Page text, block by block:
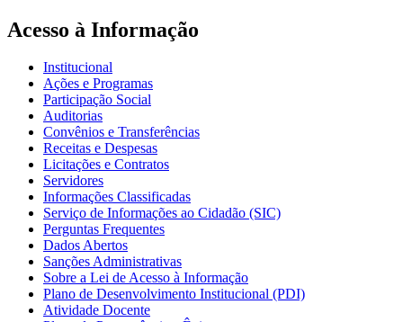
Acesso à Informação
Institucional
Ações e Programas
Participação Social
Auditorias
Convênios e Transferências
Receitas e Despesas
Licitações e Contratos
Servidores
Informações Classificadas
Serviço de Informações ao Cidadão (SIC)
Perguntas Frequentes
Dados Abertos
Sanções Administrativas
Sobre a Lei de Acesso à Informação
Plano de Desenvolvimento Institucional (PDI)
Atividade Docente